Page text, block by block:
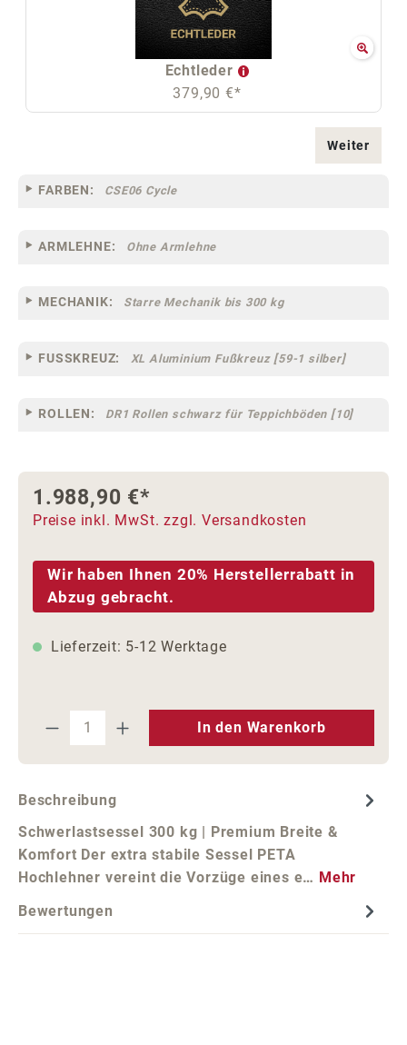
Echtleder
379,90 €*
Weiter
FARBEN: CSE06 Cycle
ARMLEHNE: Ohne Armlehne
MECHANIK: Starre Mechanik bis 300 kg
FUSSKREUZ: XL Aluminium Fußkreuz [59-1 silber]
ROLLEN: DR1 Rollen schwarz für Teppichböden [10]
1.988,90 €*
Preise inkl. MwSt. zzgl. Versandkosten
Wir haben Ihnen 20% Herstellerrabatt in
Abzug gebracht.
Lieferzeit: 5-12 Werktage
Produkt Anzahl: Gib den
In den Warenkorb
Beschreibung
Schwerlastsessel 300 kg | Premium Breite &
Komfort Der extra stabile Sessel PETA
Hochlehner vereint die Vorzüge eines e… Mehr
Bewertungen